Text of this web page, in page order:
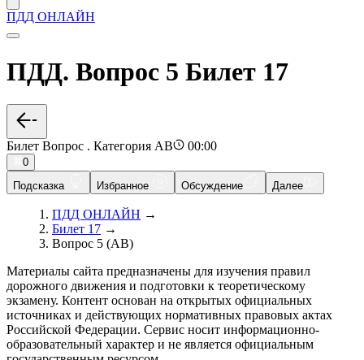
ПДД ОНЛАЙН
ПДД. Вопрос 5 Билет 17
Билет Вопрос . Категория AB 00:00
0
Подсказка
Избранное Обсуждение Далее
ПДД ОНЛАЙН →
Билет 17 →
Вопрос 5 (AB)
Материалы сайта предназначены для изучения правил
дорожного движения и подготовки к теоретическому
экзамену. Контент основан на открытых официальных
источниках и действующих нормативных правовых актах
Российской Федерации. Сервис носит информационно-
образовательный характер и не является официальным